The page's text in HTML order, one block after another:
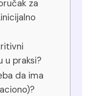
za
u praksi?
da ima